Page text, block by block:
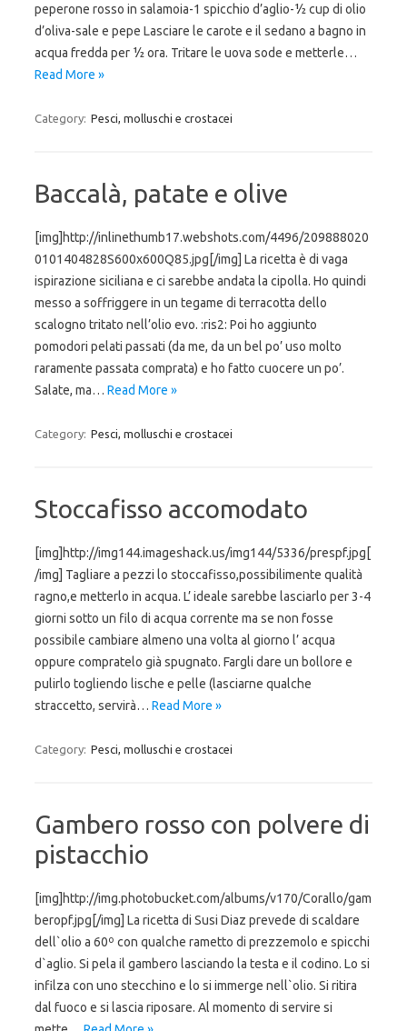
peperone rosso in salamoia-1 spicchio d’aglio-½ cup di olio
d’oliva-sale e pepe Lasciare le carote e il sedano a bagno in
acqua fredda per ½ ora. Tritare le uova sode e metterle…
Read More »
Category: Pesci, molluschi e crostacei
Baccalà, patate e olive
[img]http://inlinethumb17.webshots.com/4496/209888020
0101404828S600x600Q85.jpg[/img] La ricetta è di vaga
ispirazione siciliana e ci sarebbe andata la cipolla. Ho quindi
messo a soffriggere in un tegame di terracotta dello
scalogno tritato nell’olio evo. :ris2: Poi ho aggiunto
pomodori pelati passati (da me, da un bel po’ uso molto
raramente passata comprata) e ho fatto cuocere un po’.
Salate, ma… Read More »
Category: Pesci, molluschi e crostacei
Stoccafisso accomodato
[img]http://img144.imageshack.us/img144/5336/prespf.jpg[
/img] Tagliare a pezzi lo stoccafisso,possibilimente qualità
ragno,e metterlo in acqua. L’ ideale sarebbe lasciarlo per 3-4
giorni sotto un filo di acqua corrente ma se non fosse
possibile cambiare almeno una volta al giorno l’ acqua
oppure compratelo già spugnato. Fargli dare un bollore e
pulirlo togliendo lische e pelle (lasciarne qualche
straccetto, servirà… Read More »
Category: Pesci, molluschi e crostacei
Gambero rosso con polvere di
pistacchio
[img]http://img.photobucket.com/albums/v170/Corallo/gam
beropf.jpg[/img] La ricetta di Susi Diaz prevede di scaldare
dell`olio a 60º con qualche rametto di prezzemolo e spicchi
d`aglio. Si pela il gambero lasciando la testa e il codino. Lo si
infilza con uno stecchino e lo si immerge nell`olio. Si ritira
dal fuoco e si lascia riposare. Al momento di servire si